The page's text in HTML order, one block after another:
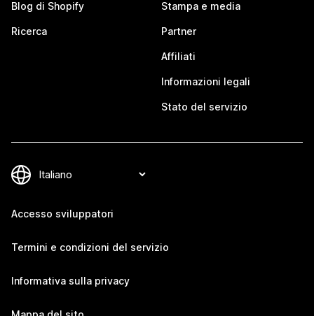
Blog di Shopify
Ricerca
Stampa e media
Partner
Affiliati
Informazioni legali
Stato del servizio
Accesso sviluppatori
Termini e condizioni del servizio
Informativa sulla privacy